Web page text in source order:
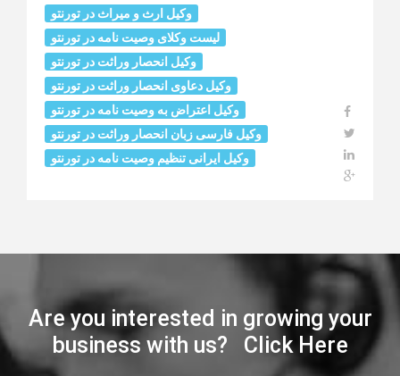
وکیل ارث و میراث در تورنتو
لیست وکلای وصیت نامه در تورنتو
وکیل انحصار وراثت در تورنتو
وکیل دعاوی انحصار وراثت در تورنتو
وکیل اعتراض به وصیت نامه در تورنتو
وکیل فارسی زبان انحصار وراثت در تورنتو
وکیل ایرانی تنظیم وصیت نامه در تورنتو
Are you interested in growing your
business with us? Click Here